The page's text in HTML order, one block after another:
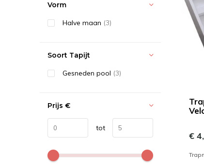
€
Vorm
Halve maan (3)
Soort Tapijt
Gesneden pool (3)
Prijs €
tot